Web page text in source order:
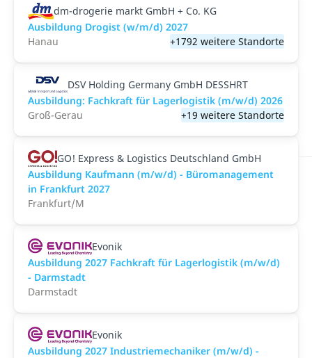
dm-drogerie markt GmbH + Co. KG
Ausbildung Drogist (w/m/d) 2027
Hanau
+1792 weitere Standorte
DSV Holding Germany GmbH DESSHRT
Ausbildung: Fachkraft für Lagerlogistik (m/w/d) 2026
Groß-Gerau
+19 weitere Standorte
GO! Express & Logistics Deutschland GmbH
Ausbildung Kaufmann (m/w/d) - Büromanagement
in Frankfurt 2027
Frankfurt/M
Evonik
Ausbildung 2027 Fachkraft für Lagerlogistik (m/w/d)
- Darmstadt
Darmstadt
Evonik
Ausbildung 2027 Industriemechaniker (m/w/d) -